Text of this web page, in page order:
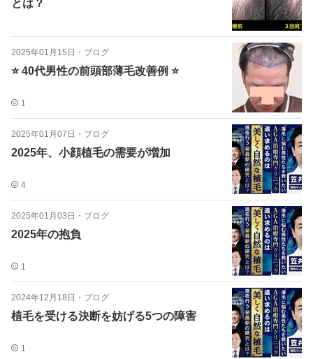
とは？
2025年01月15日 ・ ブログ
⭐️ 40代男性の前頭部薄毛改善例 ⭐️
1
2025年01月07日 ・ ブログ
2025年、小顔植毛の需要が増加
4
2025年01月03日 ・ ブログ
2025年の抱負
1
2024年12月18日 ・ ブログ
植毛を受ける決断を妨げる5つの障害
1